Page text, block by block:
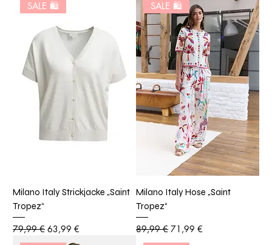
SALE 🛍️
Milano Italy Strickjacke „Saint
Tropez“
Standardpreis
79,99 € Sale-Preis
63,99 €
SALE 🛍️
Milano Italy Hose „Saint
Tropez“
Standardpreis
89,99 € Sale-Preis
71,99 €